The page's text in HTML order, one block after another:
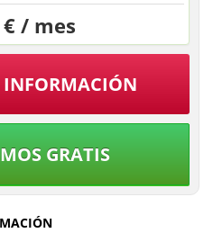
/ mes
GRATIS